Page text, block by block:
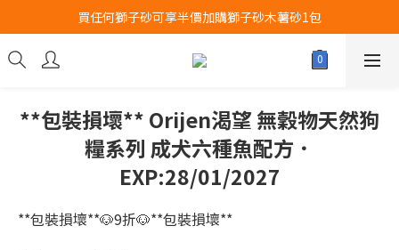
Airbuggy 全線現貨8折！立即點擊火速搶購
買任何獅子砂可享半價加購獅子砂木薯砂1包
Airbuggy 全線現貨8折！立即點擊火速搶購
**包裝損壞** Orijen渴望 無穀物天然狗
糧系列 成犬六種魚配方．
EXP:28/01/2027
**包裝損壞**🐶9折🐶**包裝損壞**